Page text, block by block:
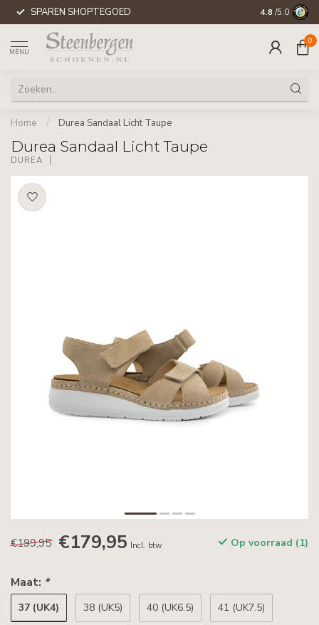
SPAREN SHOPTEGOED 4.8 /5.0
MENU
0
Home / Durea Sandaal Licht Taupe
Durea Sandaal Licht Taupe
DUREA
€199,95 €179,95 Incl. btw Op voorraad (1)
Maat: *
37 (UK4) 38 (UK5) 40 (UK6.5) 41 (UK7.5)